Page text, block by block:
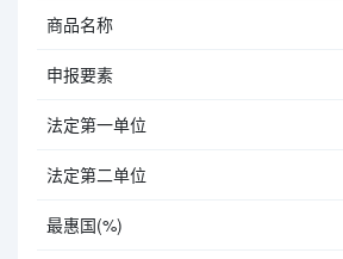
商品名称
申报要素
法定第一单位
法定第二单位
最惠国(%)